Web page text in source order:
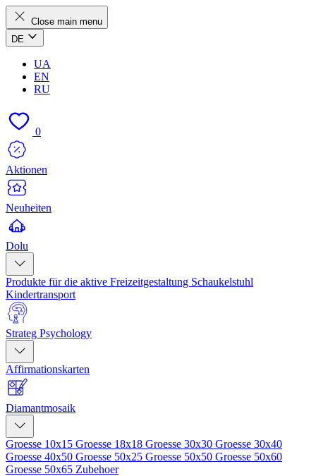
Close main menu
DE
UA
EN
RU
0
Aktionen
Neuheiten
Dolu
Produkte für die aktive Freizeitgestaltung Schaukelstuhl
Kindertransport
Strateg Psychology
Affirmationskarten
Diamantmosaik
Groesse 10x15 Groesse 18x18 Groesse 30x30 Groesse 30x40
Groesse 40x50 Groesse 50x25 Groesse 50x50 Groesse 50x60
Groesse 50x65 Zubehoer